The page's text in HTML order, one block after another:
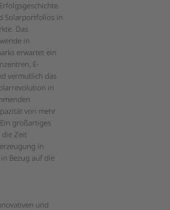
Solarportfolios in
Das
in
erwartet ein
E-
vermutlich das
in
von mehr
großartiges
die Zeit
in
Bezug auf die
und